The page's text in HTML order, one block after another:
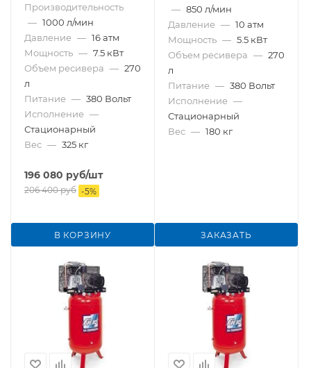
Производительность
— 1000 л/мин
Давление — 16 атм
Мощность — 7.5 кВт
Объем ресивера — 270
л
Питание — 380 Вольт
Исполнение —
Стационарный
Вес — 325 кг
196 080 руб/шт
206 400руб -5%
В КОРЗИНУ
— 850 л/мин
Давление — 10 атм
Мощность — 5.5 кВт
Объем ресивера — 270
л
Питание — 380 Вольт
Исполнение —
Стационарный
Вес — 180 кг
ЗАКАЗАТЬ